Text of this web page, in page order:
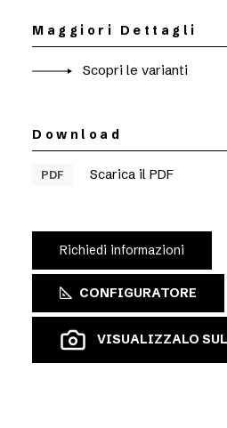
Maggiori Dettagli
Scopri le varianti
Download
PDF Scarica il PDF
Richiedi informazioni
CONFIGURATORE
VISUALIZZALO